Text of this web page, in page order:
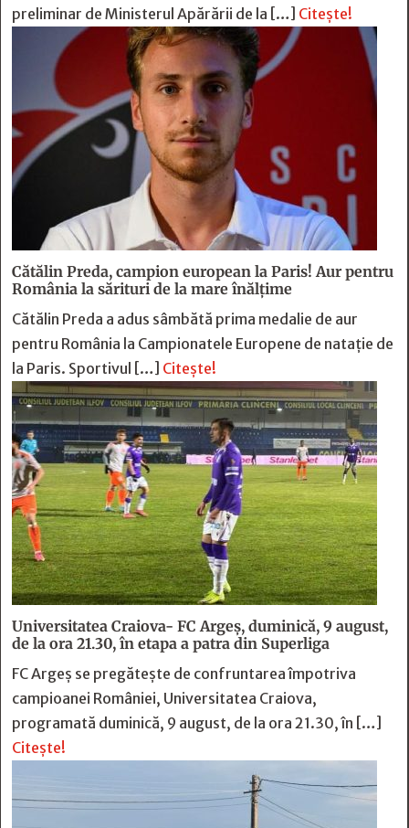
preliminar de Ministerul Apărării de la […] Citește!
Cătălin Preda, campion european la Paris! Aur pentru
România la sărituri de la mare înălțime
Cătălin Preda a adus sâmbătă prima medalie de aur
pentru România la Campionatele Europene de natație de
la Paris. Sportivul […] Citește!
Universitatea Craiova- FC Argeș, duminică, 9 august,
de la ora 21.30, în etapa a patra din Superliga
FC Argeș se pregătește de confruntarea împotriva
campioanei României, Universitatea Craiova,
programată duminică, 9 august, de la ora 21.30, în […]
Citește!